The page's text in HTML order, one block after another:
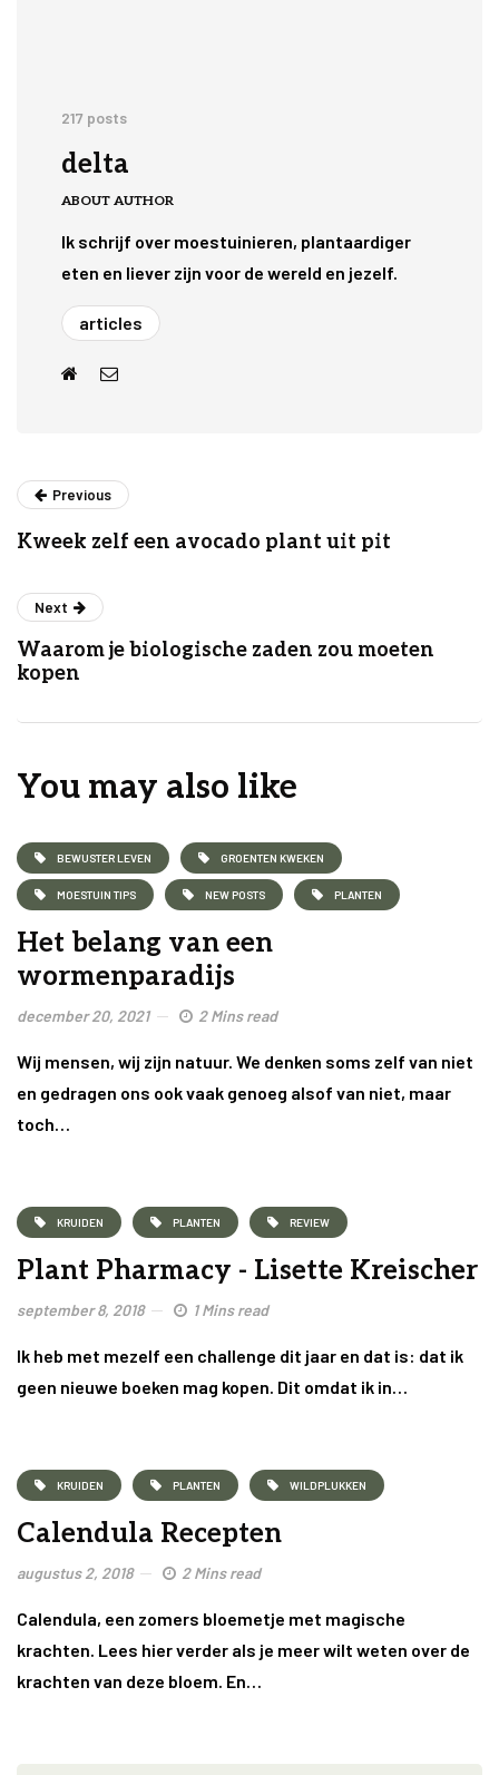
217 posts
delta
ABOUT AUTHOR
Ik schrijf over moestuinieren, plantaardiger
eten en liever zijn voor de wereld en jezelf.
articles
Previous
Kweek zelf een avocado plant uit pit
Next
Waarom je biologische zaden zou moeten
kopen
You may also like
BEWUSTER LEVEN GROENTEN KWEKEN
MOESTUIN TIPS NEW POSTS PLANTEN
Het belang van een
wormenparadijs
december 20, 2021 2 Mins read
Wij mensen, wij zijn natuur. We denken soms zelf van niet
en gedragen ons ook vaak genoeg alsof van niet, maar
toch…
KRUIDEN PLANTEN REVIEW
Plant Pharmacy - Lisette Kreischer
september 8, 2018 1 Mins read
Ik heb met mezelf een challenge dit jaar en dat is: dat ik
geen nieuwe boeken mag kopen. Dit omdat ik in…
KRUIDEN PLANTEN WILDPLUKKEN
Calendula Recepten
augustus 2, 2018 2 Mins read
Calendula, een zomers bloemetje met magische
krachten. Lees hier verder als je meer wilt weten over de
krachten van deze bloem. En…